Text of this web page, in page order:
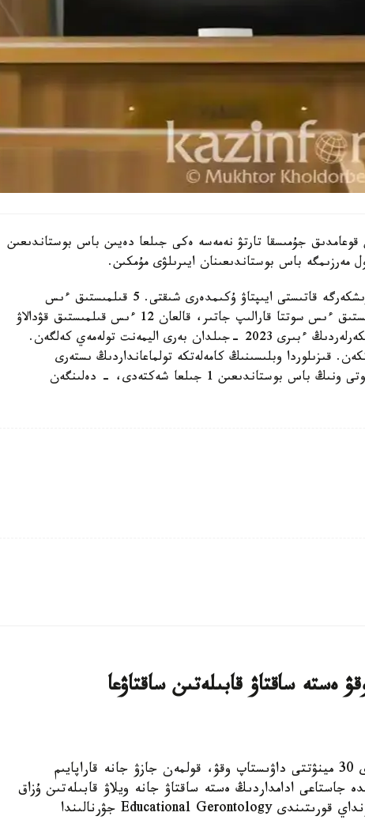
600 ساعاتقا دەيىن قوعامدىق جۇمىسقا تارتۋ نەمەسە ەكى جىلعا دەيىن باس بوستاندىعىن
باس بوستاندىعىنان ايىرىلۋى مۇمكىن.
- اتالعان قىلمىستىق ىستەر بويىنشا 12 بورىشكەرگە قاتىستى ايىپتاۋ ۇكىمدەرى شىقتى. 5 قىلمىستىق ءىس
تاراپتاردىڭ تاتۋلاسۋىمەن توقتادى. 3 قىلمىستىق ءىس سوتتا قارالىپ جاتىر، قالعان 12 ءىس قىلمىستىق قۋدالاۋ
ورگاندارىنىڭ وندىرىسىندە. مىسالى، بورىشكەرلەردىڭ ءبىرى 2023 -جىلدان بەرى اليمەنت تولەمەي كەلگەن.
تەڭگەگە جەتكەن. قىزىلوردا وبلىسىنىڭ كامەلەتكە تولماعانداردىڭ ىستەرى
جونىندەگى مامانداندىرىلعان اۋدانارالىق سوتى ونىڭ باس بوستاندىعىن 1 جىلعا شەكتەدى، - دەلىنگەن
ەستە ساقتاۋ قابىلەتىن ساقتاۋعا
استانا. KAZINFORM - كۇنىنە نەبارى 30 مينۋتتى داۋىستاپ وقۋ، قولمەن جازۋ جانە قاراپايىم
جاستاعى ادامداردىڭ ەستە ساقتاۋ جانە ويلاۋ قابىلەتىن ۇزاق
ۋاقىت ساقتاۋعا كومەكتەسۋى مۇمكىن. مۇنداي قورىتىندى Educational Gerontology جۋرنالىندا